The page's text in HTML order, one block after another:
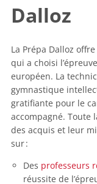
Dalloz
La Prépa Dalloz
qui a choisi
européen. La
gymnastique
gratifiante pour le
accompagné. Toute
des acquis et leur
sur :
Des professeurs
réussite de